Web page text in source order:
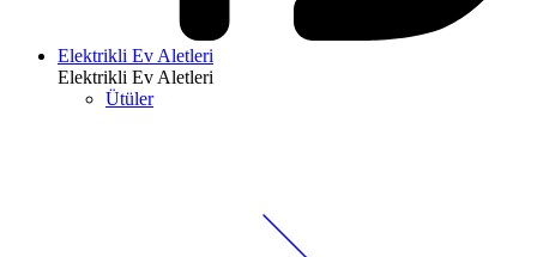
Elektrikli Ev Aletleri
Elektrikli Ev Aletleri
Ütüler